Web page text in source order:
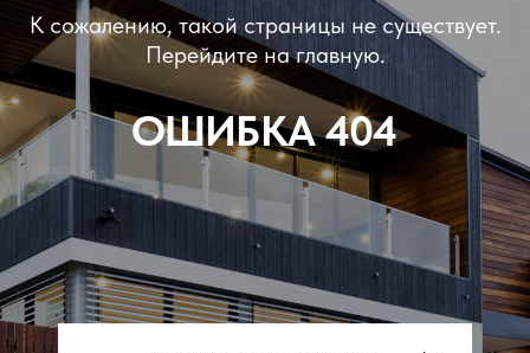
д. Пески, Ломоносовский район,
Торгово-Промышленная ул. д.30
тел/факс:8 (812) 408-49-91
E-mail:
Адрес
Услуги
Наши работы
ПРОИЗВОДИТЕЛЬ
СВЕТОПРОЗРАЧНЫХ
КОНСТРУКЦИЙ